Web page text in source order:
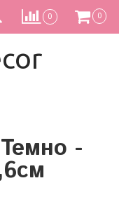
0 0
-